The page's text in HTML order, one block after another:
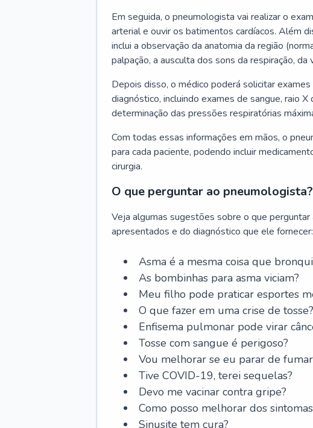
Em seguida, o pneumologista vai realizar o
arterial e ouvir os batimentos cardíacos. Além
inclui a observação da anatomia da região
palpação, a ausculta dos sons da respiração,
Depois disso, o médico poderá solicitar
diagnóstico, incluindo exames de sangue, raio
determinação das pressões respiratórias
Com todas essas informações em mãos, o
para cada paciente, podendo incluir
cirurgia.
O que perguntar ao pneumologista?
Veja algumas sugestões sobre o que
apresentados e do diagnóstico que ele fornecer:
Asma é a mesma coisa que
As bombinhas para asma viciam?
Meu filho pode praticar esportes
O que fazer em uma crise de tosse?
Enfisema pulmonar pode virar
Tosse com sangue é perigoso?
Vou melhorar se eu parar de
Tive COVID-19, terei sequelas?
Devo me vacinar contra gripe?
Como posso melhorar dos
Sinusite tem cura?